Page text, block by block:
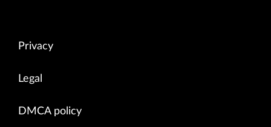
Privacy
Legal
DMCA policy